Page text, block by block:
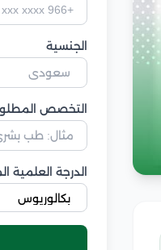
الجنسية
التخصص
الدرجة العلمية